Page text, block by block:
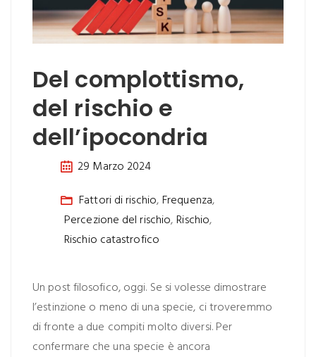
Del complottismo,
del rischio e
dell’ipocondria
29 Marzo 2024
Fattori di rischio,Frequenza,
Percezione del rischio, Rischio,
Rischio catastrofico
Un post filosofico, oggi. Se si volesse dimostrare
l’estinzione o meno di una specie, ci troveremmo
di fronte a due compiti molto diversi. Per
confermare che una specie è ancora